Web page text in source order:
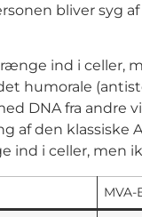
bliver
ind i celler,
humorale
DNA fra andre
af den
i celler, men
MVA-